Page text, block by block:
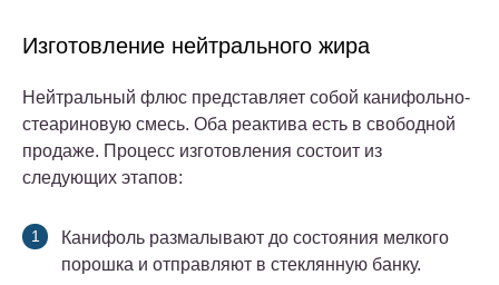
Изготовление нейтрального жира
Нейтральный флюс представляет собой канифольно-
стеариновую смесь. Оба реактива есть в свободной
продаже. Процесс изготовления состоит из
следующих этапов:
Канифоль размалывают до состояния мелкого
порошка и отправляют в стеклянную банку.